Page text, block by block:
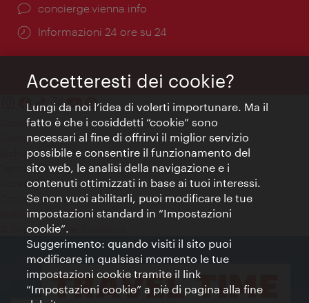
Ort:
concierge.vienna.info
Öffnungszeiten:
Informazioni 24 ore su 24
Contatti
Colophon
Dichiarazione sulla protezione dei dati
Terms of Use
Accessibilità
Contatto stampa
Impostazioni cookie
© Copyright WienTourismus
Accetteresti dei cookie?
Lungi da noi l’idea di volerti importunare. Ma il
fatto è che i cosiddetti “cookie” sono
necessari al fine di offrirvi il miglior servizio
possibile e consentire il funzionamento del
sito web, le analisi della navigazione e i
contenuti ottimizzati in base ai tuoi interessi.
Se non vuoi abilitarli, puoi modificare le tue
impostazioni standard in “Impostazioni
cookie”.
Suggerimento: quando visiti il sito puoi
modificare in qualsiasi momento le tue
impostazioni cookie tramite il link
“Impostazioni cookie” a piè di pagina alla fine